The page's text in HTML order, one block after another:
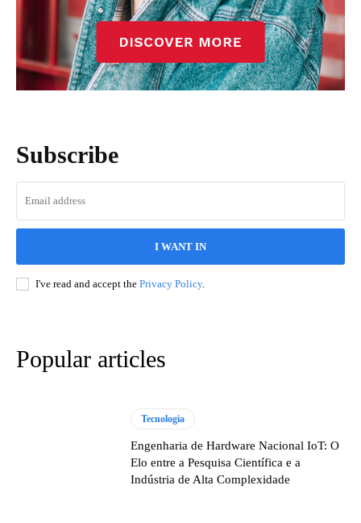
Subscribe
I WANT IN
I've read and accept the Privacy Policy.
Popular articles
Tecnologia
Engenharia de Hardware Nacional IoT: O
Elo entre a Pesquisa Científica e a
Indústria de Alta Complexidade